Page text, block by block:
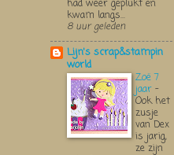
had weer geplukt en
kwam langs...
8 uur geleden
Lijn's scrap&stampin
world
Zoë 7
jaar -
Ook het
zusje
van Dex
is jarig,
ze zijn